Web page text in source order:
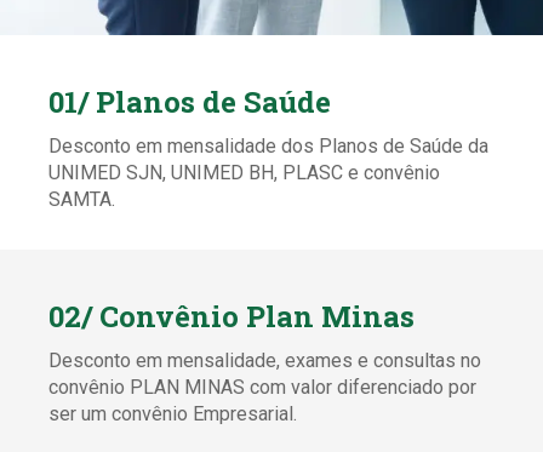
01/ Planos de Saúde
Desconto em mensalidade dos Planos de Saúde da
UNIMED SJN, UNIMED BH, PLASC e convênio
SAMTA.
02/ Convênio Plan Minas
Desconto em mensalidade, exames e consultas no
convênio PLAN MINAS com valor diferenciado por
ser um convênio Empresarial.